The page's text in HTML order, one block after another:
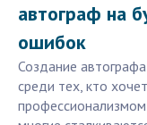
автограф на
ошибок
Создание
среди тех, кто